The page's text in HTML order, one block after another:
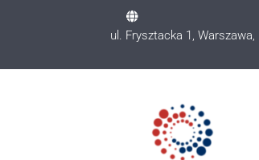
ul. Frysztacka 1, Warszawa,